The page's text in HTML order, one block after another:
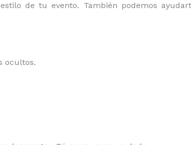
de tu evento. También podemos
ocultos.